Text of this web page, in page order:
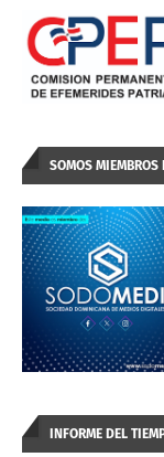
SOMOS MIEMBROS
INFORME DEL